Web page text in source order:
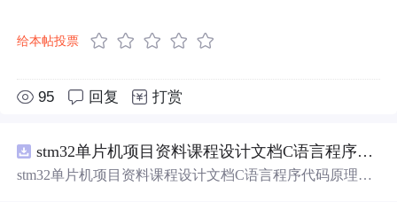
给本帖投票
95 回复 打赏
stm32单片机项目资料课程设计文档C语言程序代码原理图电路PCB实例五种PWM反馈控制模式研究
stm32单片机项目资料课程设计文档C语言程序代码原理图